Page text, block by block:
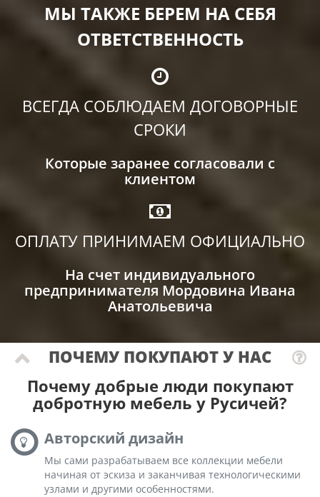
МЫ ТАКЖЕ БЕРЕМ НА СЕБЯ
ОТВЕТСТВЕННОСТЬ
ВСЕГДА СОБЛЮДАЕМ ДОГОВОРНЫЕ
СРОКИ
Которые заранее согласовали с
клиентом
ОПЛАТУ ПРИНИМАЕМ ОФИЦИАЛЬНО
На счет индивидуального
предпринимателя Мордовина Ивана
Анатольевича
ПОЧЕМУ ПОКУПАЮТ У НАС
Почему добрые люди покупают
добротную мебель у Русичей?
Авторский дизайн
Мы сами разрабатываем все коллекции мебели
начиная от эскиза и заканчивая технологическими
узлами и другими особенностями.